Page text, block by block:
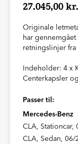
27.045,00 kr.
Originale
har
retningslinjer fra
Indeholder: 4 x
Centerkapsler
Passer til:
Mercedes-Benz
CLA, Stationcar,
CLA, Sedan, 06/